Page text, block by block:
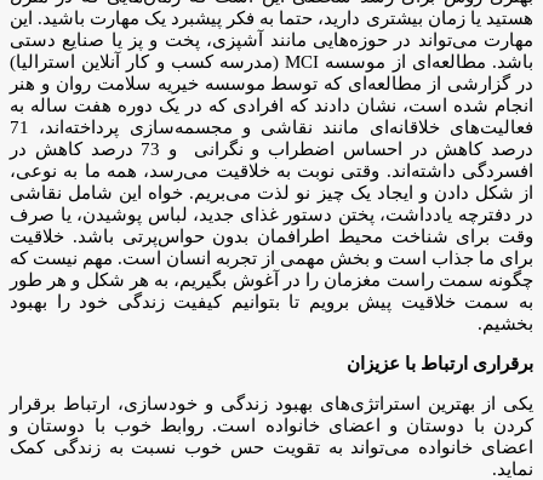
هستید یا زمان بیشتری دارید، حتما به فکر پیشبرد یک مهارت باشید. این
مهارت می‌تواند در حوزه‌هایی مانند آشپزی، پخت و پز یا صنایع دستی
باشد. مطالعه‌ای از موسسه MCI (مدرسه کسب و کار آنلاین استرالیا)
در گزارشی از مطالعه‌ای که توسط موسسه خیریه سلامت روان و هنر
انجام شده است، نشان دادند که افرادی که در یک دوره هفت ساله به
فعالیت‌های خلاقانه‌ای مانند نقاشی و مجسمه‌سازی پرداخته‌اند، 71
درصد کاهش در احساس اضطراب و نگرانی و 73 درصد کاهش در
افسردگی داشته‌اند. وقتی نوبت به خلاقیت می‌رسد، همه ما به نوعی،
از شکل دادن و ایجاد یک چیز نو لذت می‌بریم. خواه این شامل نقاشی
در دفترچه یادداشت، پختن دستور غذای جدید، لباس پوشیدن، یا صرف
وقت برای شناخت محیط اطرافمان بدون حواس‌پرتی باشد. خلاقیت
برای ما جذاب است و بخش مهمی از تجربه انسان است. مهم نیست که
چگونه سمت راست مغزمان را در آغوش بگیریم، به هر شکل و هر طور
به سمت خلاقیت پیش برویم تا بتوانیم کیفیت زندگی خود را بهبود
بخشیم.
برقراری ارتباط با عزیزان
یکی از بهترین استراتژی‌های بهبود زندگی و خودسازی، ارتباط برقرار
کردن با دوستان و اعضای خانواده است. روابط خوب با دوستان و
اعضای خانواده می‌تواند به تقویت حس خوب نسبت به زندگی کمک
نماید.